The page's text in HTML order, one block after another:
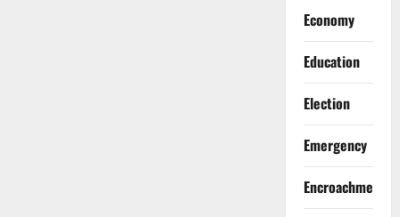
Economy
Education
Election
Emergency
Encroachment